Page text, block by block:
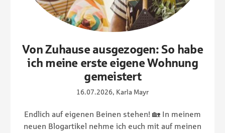
Von Zuhause ausgezogen: So habe
ich meine erste eigene Wohnung
gemeistert
16.07.2026, Karla Mayr
Endlich auf eigenen Beinen stehen! 🏡 In meinem
neuen Blogartikel nehme ich euch mit auf meinen